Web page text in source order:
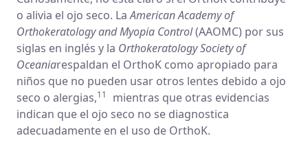
o alivia el ojo seco. LaAmerican Academy of
Orthokeratology and Myopia Control(AAOMC) por sus
siglas en inglés y la Orthokeratology Society of
Oceaniarespaldan el OrthoK como apropiado para
niños que no pueden usar otros lentes debido a ojo
seco o alergias,11 mientras que otras evidencias
indican que el ojo seco no se diagnostica
adecuadamente en el uso de OrthoK.